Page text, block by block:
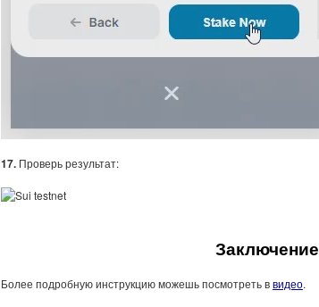
17. Проверь результат:
Заключение
Более подробную инструкцию можешь посмотреть ввидео.